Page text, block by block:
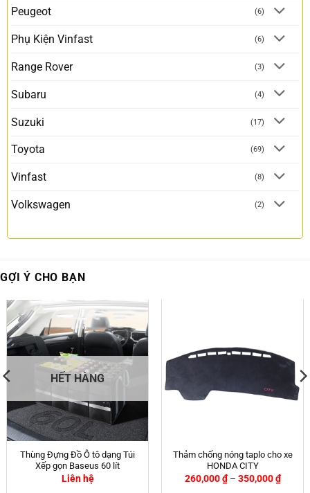
Peugeot (6)
Phụ Kiện Vinfast (6)
Range Rover (3)
Subaru (4)
Suzuki (17)
Toyota (69)
Vinfast (8)
Volkswagen (2)
GỢI Ý CHO BẠN
HẾT HÀNG
Thùng Đựng Đồ Ô tô dạng Túi
Xếp gọn Baseus 60 lít
Liên hệ
Thảm chống nóng taplo cho xe
HONDA CITY
260,000₫ – 350,000₫